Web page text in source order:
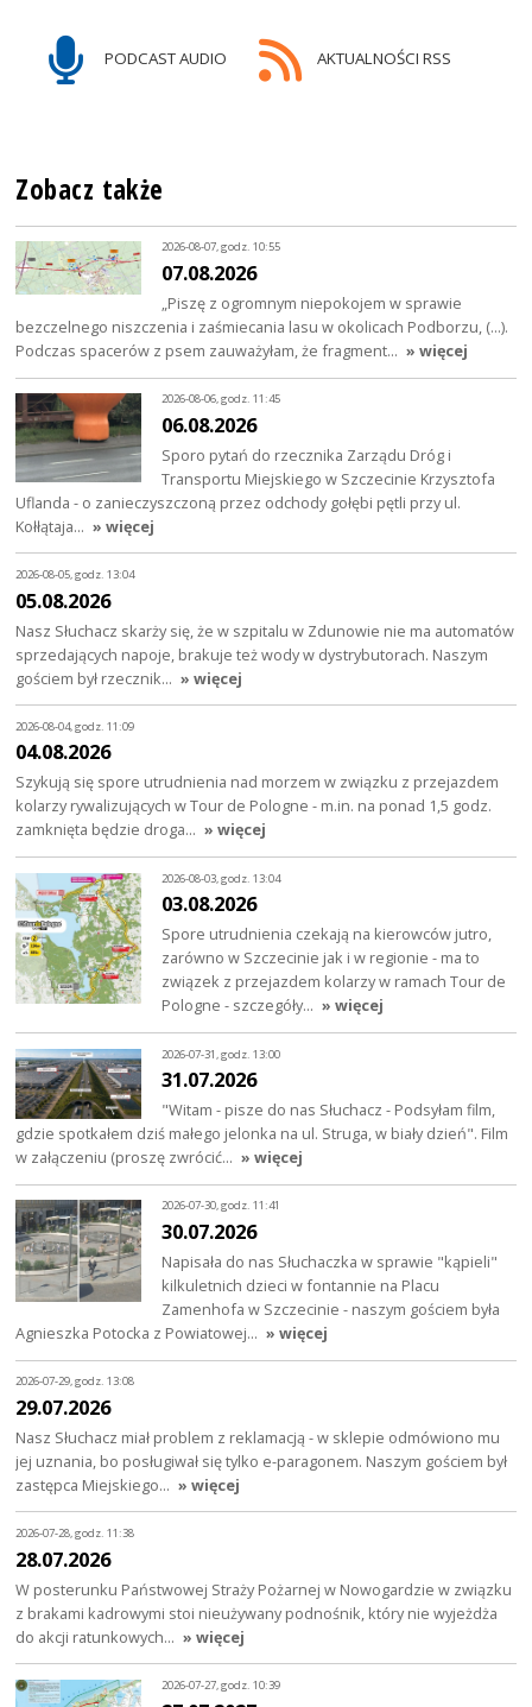
PODCAST AUDIO AKTUALNOŚCI RSS
Zobacz także
2026-08-07, godz. 10:55
07.08.2026
„Piszę z ogromnym niepokojem w sprawie
bezczelnego niszczenia i zaśmiecania lasu w okolicach Podborzu, (…).
Podczas spacerów z psem zauważyłam, że fragment… » więcej
2026-08-06, godz. 11:45
06.08.2026
Sporo pytań do rzecznika Zarządu Dróg i
Transportu Miejskiego w Szczecinie Krzysztofa
Uflanda - o zanieczyszczoną przez odchody gołębi pętli przy ul.
Kołłątaja… » więcej
2026-08-05, godz. 13:04
05.08.2026
Nasz Słuchacz skarży się, że w szpitalu w Zdunowie nie ma automatów
sprzedających napoje, brakuje też wody w dystrybutorach. Naszym
gościem był rzecznik… » więcej
2026-08-04, godz. 11:09
04.08.2026
Szykują się spore utrudnienia nad morzem w związku z przejazdem
kolarzy rywalizujących w Tour de Pologne - m.in. na ponad 1,5 godz.
zamknięta będzie droga… » więcej
2026-08-03, godz. 13:04
03.08.2026
Spore utrudnienia czekają na kierowców jutro,
zarówno w Szczecinie jak i w regionie - ma to
związek z przejazdem kolarzy w ramach Tour de
Pologne - szczegóły… » więcej
2026-07-31, godz. 13:00
31.07.2026
"Witam - pisze do nas Słuchacz - Podsyłam film,
gdzie spotkałem dziś małego jelonka na ul. Struga, w biały dzień". Film
w załączeniu (proszę zwrócić… » więcej
2026-07-30, godz. 11:41
30.07.2026
Napisała do nas Słuchaczka w sprawie "kąpieli"
kilkuletnich dzieci w fontannie na Placu
Zamenhofa w Szczecinie - naszym gościem była
Agnieszka Potocka z Powiatowej… » więcej
2026-07-29, godz. 13:08
29.07.2026
Nasz Słuchacz miał problem z reklamacją - w sklepie odmówiono mu
jej uznania, bo posługiwał się tylko e-paragonem. Naszym gościem był
zastępca Miejskiego… » więcej
2026-07-28, godz. 11:38
28.07.2026
W posterunku Państwowej Straży Pożarnej w Nowogardzie w związku
z brakami kadrowymi stoi nieużywany podnośnik, który nie wyjeżdża
do akcji ratunkowych… » więcej
2026-07-27, godz. 10:39